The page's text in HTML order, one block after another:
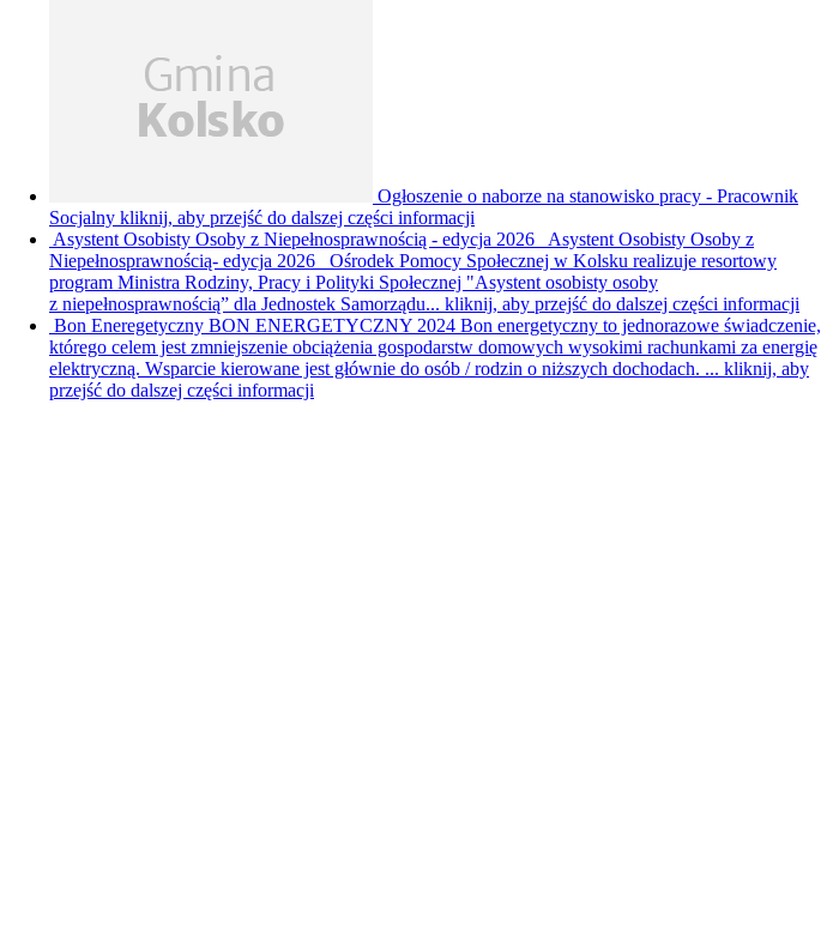
Ogłoszenie o naborze na stanowisko pracy - Pracownik
Socjalny kliknij, aby przejść do dalszej części informacji
Asystent Osobisty Osoby z Niepełnosprawnością - edycja 2026
Asystent Osobisty Osoby z
Niepełnosprawnością- edycja 2026 Ośrodek Pomocy Społecznej w Kolsku realizuje resortowy
program Ministra Rodziny, Pracy i Polityki Społecznej "Asystent osobisty osoby
z niepełnosprawnością” dla Jednostek Samorządu... kliknij, aby przejść do dalszej części informacji
Bon Eneregetyczny BON ENERGETYCZNY 2024 Bon energetyczny to jednorazowe świadczenie,
którego celem jest zmniejszenie obciążenia gospodarstw domowych wysokimi rachunkami za energię
elektryczną. Wsparcie kierowane jest głównie do osób / rodzin o niższych dochodach. ... kliknij, aby
przejść do dalszej części informacji